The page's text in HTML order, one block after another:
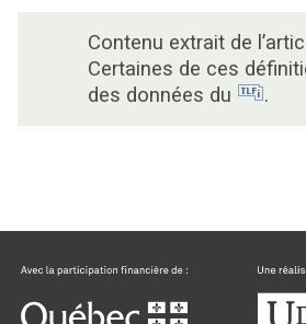
Contenu extrait de
Certaines de ces
des données du
.